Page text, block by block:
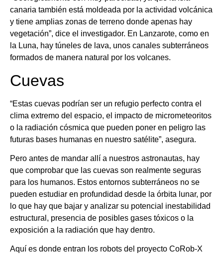
canaria también está moldeada por la actividad volcánica
y tiene amplias zonas de terreno donde apenas hay
vegetación”, dice el investigador. En Lanzarote, como en
la Luna, hay túneles de lava, unos canales subterráneos
formados de manera natural por los volcanes.
Cuevas
“Estas cuevas podrían ser un refugio perfecto contra el
clima extremo del espacio, el impacto de micrometeoritos
o la radiación cósmica que pueden poner en peligro las
futuras bases humanas en nuestro satélite”, asegura.
Pero antes de mandar allí a nuestros astronautas, hay
que comprobar que las cuevas son realmente seguras
para los humanos. Estos entornos subterráneos no se
pueden estudiar en profundidad desde la órbita lunar, por
lo que hay que bajar y analizar su potencial inestabilidad
estructural, presencia de posibles gases tóxicos o la
exposición a la radiación que hay dentro.
Aquí es donde entran los robots del proyecto CoRob-X